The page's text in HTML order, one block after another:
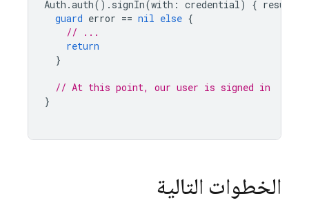
Auth .auth(). signIn(with : credential ) { result
guard error == nil else {
// ...
return
}
// At this point, our user is signed in
}
الخطوات التالية